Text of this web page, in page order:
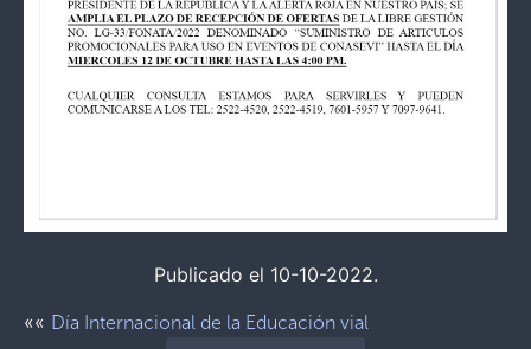
Publicado el 10-10-2022.
«« Día Internacional de la Educación vial